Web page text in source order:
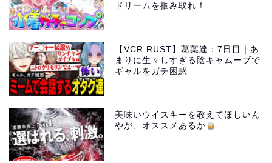
ドリームを掴み取れ！
【VCR RUST】葛葉達：7日目｜あ
まりに生々しすぎる陰キャムーブで
ギャルをガチ困惑
美味いウイスキーを教えてほしいん
やが、オススメあるか